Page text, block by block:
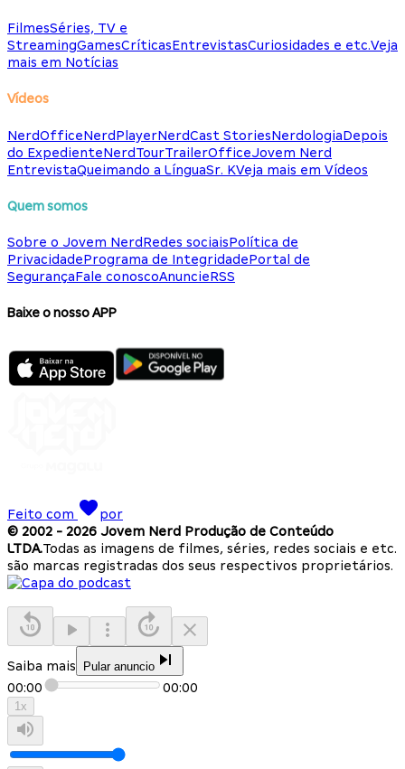
FilmesSéries, TV e
StreamingGamesCríticasEntrevistasCuriosidades e etc.Veja
mais em Notícias
Vídeos
NerdOfficeNerdPlayerNerdCast StoriesNerdologiaDepois
do ExpedienteNerdTourTrailerOfficeJovem Nerd
EntrevistaQueimando a LínguaSr. KVeja mais em Vídeos
Quem somos
Sobre o Jovem NerdRedes sociaisPolítica de
PrivacidadePrograma de IntegridadePortal de
SegurançaFale conoscoAnuncieRSS
Baixe o nosso APP
Feito com
por
© 2002 - 2026 Jovem Nerd Produção de Conteúdo
LTDA.Todas as imagens de filmes, séries, redes sociais e etc.
são marcas registradas dos seus respectivos proprietários.
Saiba mais Pular anuncio
00:00 00:00
1x